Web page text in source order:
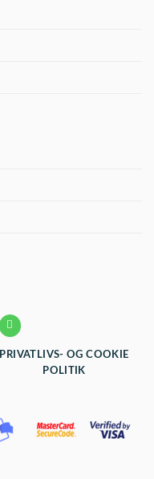
PRIVATLIVS- OG COOKIE
POLITIK